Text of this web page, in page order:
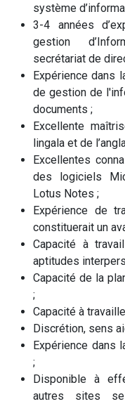
système
3-4 années
gestion
secrétariat de
Expérience dans
de gestion de
documents ;
Excellente
lingala et de
Excellentes
des logiciels
Lotus Notes ;
Expérience de
constituerait un
Capacité à
aptitudes
Capacité de la
;
Capacité à
Discrétion, sens
Expérience dans
;
Disponible à
autres sites